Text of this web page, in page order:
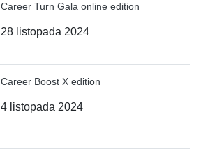
Career Turn Gala online edition
28 listopada 2024
Career Boost X edition
4 listopada 2024